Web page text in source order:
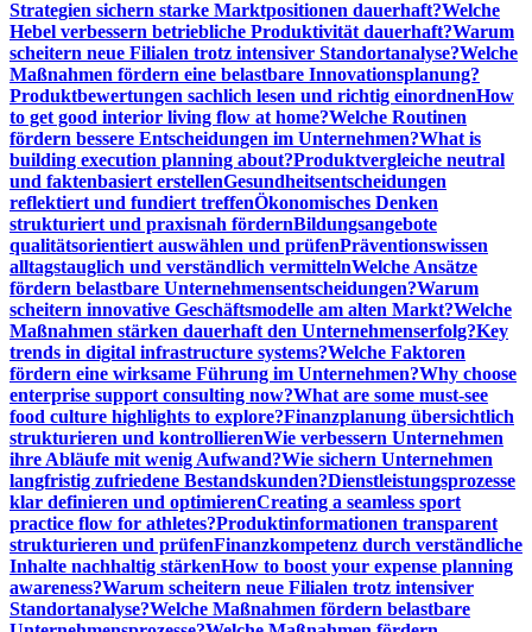
Strategien sichern starke Marktpositionen dauerhaft?Welche
Hebel verbessern betriebliche Produktivität dauerhaft?Warum
scheitern neue Filialen trotz intensiver Standortanalyse?Welche
Maßnahmen fördern eine belastbare Innovationsplanung?
Produktbewertungen sachlich lesen und richtig einordnenHow
to get good interior living flow at home?Welche Routinen
fördern bessere Entscheidungen im Unternehmen?What is
building execution planning about?Produktvergleiche neutral
und faktenbasiert erstellenGesundheitsentscheidungen
reflektiert und fundiert treffenÖkonomisches Denken
strukturiert und praxisnah fördernBildungsangebote
qualitätsorientiert auswählen und prüfenPräventionswissen
alltagstauglich und verständlich vermittelnWelche Ansätze
fördern belastbare Unternehmensentscheidungen?Warum
scheitern innovative Geschäftsmodelle am alten Markt?Welche
Maßnahmen stärken dauerhaft den Unternehmenserfolg?Key
trends in digital infrastructure systems?Welche Faktoren
fördern eine wirksame Führung im Unternehmen?Why choose
enterprise support consulting now?What are some must-see
food culture highlights to explore?Finanzplanung übersichtlich
strukturieren und kontrollierenWie verbessern Unternehmen
ihre Abläufe mit wenig Aufwand?Wie sichern Unternehmen
langfristig zufriedene Bestandskunden?Dienstleistungsprozesse
klar definieren und optimierenCreating a seamless sport
practice flow for athletes?Produktinformationen transparent
strukturieren und prüfenFinanzkompetenz durch verständliche
Inhalte nachhaltig stärkenHow to boost your expense planning
awareness?Warum scheitern neue Filialen trotz intensiver
Standortanalyse?Welche Maßnahmen fördern belastbare